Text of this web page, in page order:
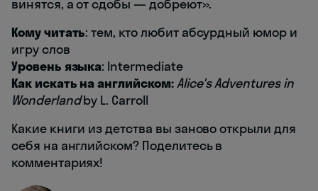
винятся, а от сдобы — добреют».
Кому читать: тем, кто любит абсурдный юмор и
игру слов
Уровень языка: Intermediate
Как искать на английском:Alice's Adventures in
Wonderlandby L. Carroll
Какие книги из детства вы заново открыли для
себя на английском? Поделитесь в
комментариях!